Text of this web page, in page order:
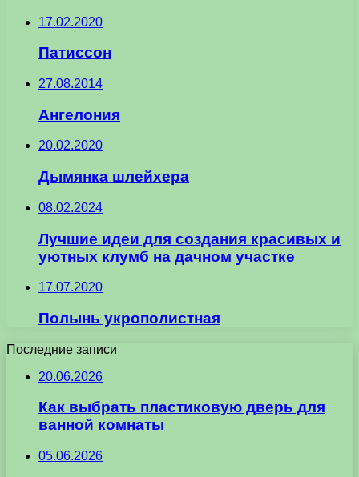
17.02.2020
Патиссон
27.08.2014
Ангелония
20.02.2020
Дымянка шлейхера
08.02.2024
Лучшие идеи для создания красивых и
уютных клумб на дачном участке
17.07.2020
Полынь укрополистная
Последние записи
20.06.2026
Как выбрать пластиковую дверь для
ванной комнаты
05.06.2026